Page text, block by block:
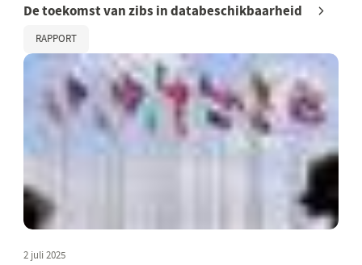
De toekomst van zibs in databeschikbaarheid
RAPPORT
2 juli 2025